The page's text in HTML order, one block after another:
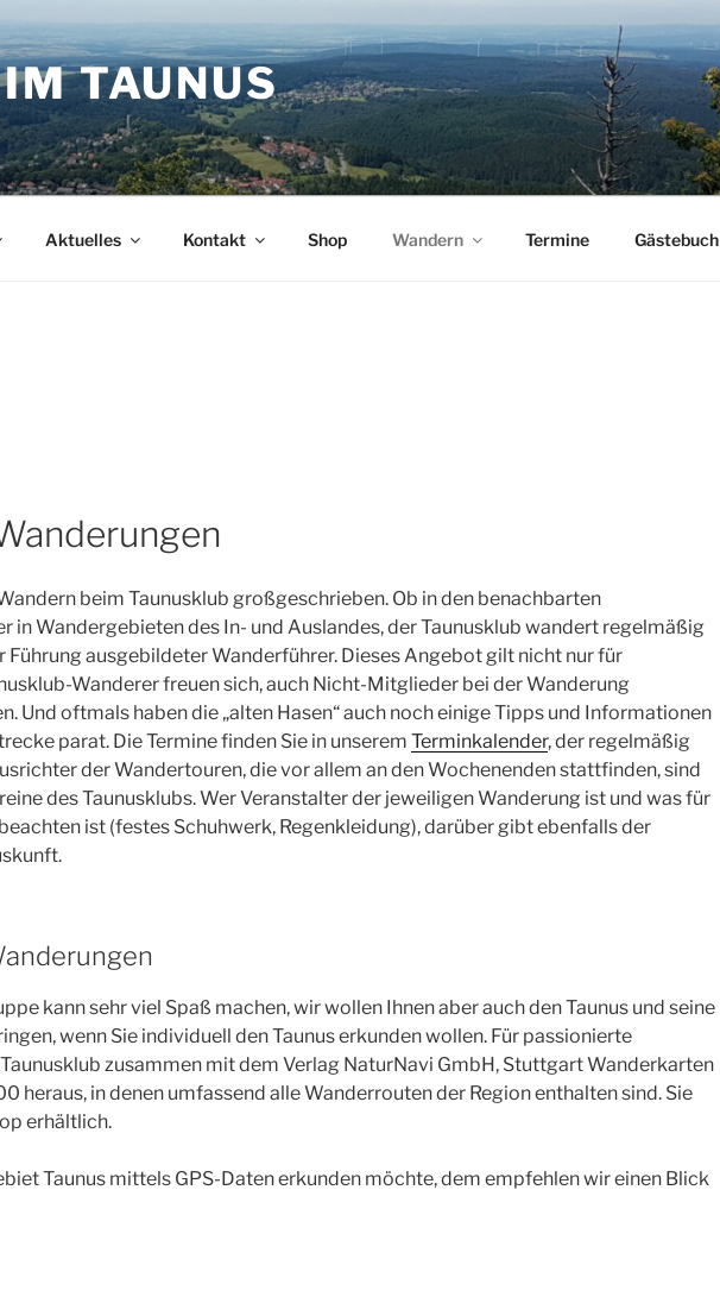
TAUNUS
Aktuelles Kontakt Shop Wandern Termine Gästebuch
beim Taunusklub großgeschrieben. Ob in den benachbarten
in Wandergebieten des In- und Auslandes, der Taunusklub wandert regelmäßig
Führung ausgebildeter Wanderführer. Dieses Angebot gilt nicht nur für
Wanderer freuen sich, auch Nicht-Mitglieder bei der Wanderung
Und oftmals haben die „alten Hasen“ auch noch einige Tipps und Informationen
parat. Die Termine finden Sie in unserem Terminkalender, der regelmäßig
der Wandertouren, die vor allem an den Wochenenden stattfinden, sind
des Taunusklubs. Wer Veranstalter der jeweiligen Wanderung ist und was für
ist (festes Schuhwerk, Regenkleidung), darüber gibt ebenfalls der
kann sehr viel Spaß machen, wir wollen Ihnen aber auch den Taunus und seine
wenn Sie individuell den Taunus erkunden wollen. Für passionierte
zusammen mit dem Verlag NaturNavi GmbH, Stuttgart Wanderkarten
heraus, in denen umfassend alle Wanderrouten der Region enthalten sind. Sie
erhältlich.
Taunus mittels GPS-Daten erkunden möchte, dem empfehlen wir einen Blick